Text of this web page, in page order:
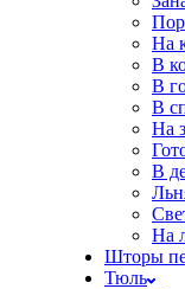
На
В
В
В
На
В
На
Шторы
Тюль